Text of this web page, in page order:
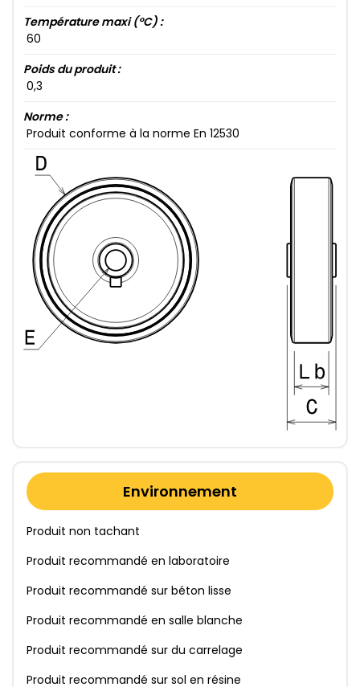
Température maxi (°C) :
60​
Poids du produit :
0​,3​
Norme :
Produit conforme à la norme En 12530
Environnement
Produit non tachant
Produit recommandé en laboratoire
Produit recommandé sur béton lisse
Produit recommandé en salle blanche
Produit recommandé sur du carrelage
Produit recommandé sur sol en résine